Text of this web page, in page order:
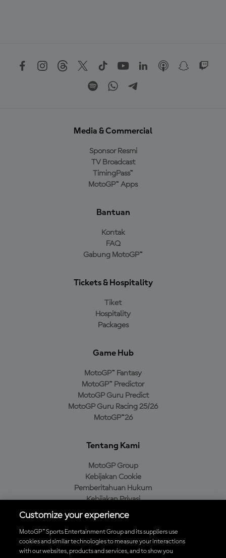
Media & Commercial
Sponsor Resmi
TV Broadcast
TimingPass™
MotoGP™ Apps
Bantuan
Kontak
FAQ
Gabung MotoGP™
Tickets & Hospitality
Tiket
Hospitality
Packages
Game Hub
MotoGP™ Fantasy
MotoGP™ Predictor
MotoGP Guru Predict
MotoGP Guru Racing 25/26
MotoGP™26
Tentang Kami
MotoGP Group
Kebijakan Cookie
Pemberitahuan Hukum
Kebijakan Privasi
Kebijakan Pembelian
Unduh Aplikasi Resmi MotoGP™
Customize your experience
MotoGP™ Sports Entertainment Group and its suppliers use
cookies and similar technologies to measure your interactions
with our websites, products and services, and to show you